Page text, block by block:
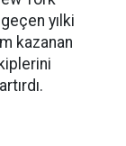
yılki
kazanan